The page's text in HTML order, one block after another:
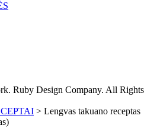
Ruby Design Company. All Rights
> Lengvas takuano receptas